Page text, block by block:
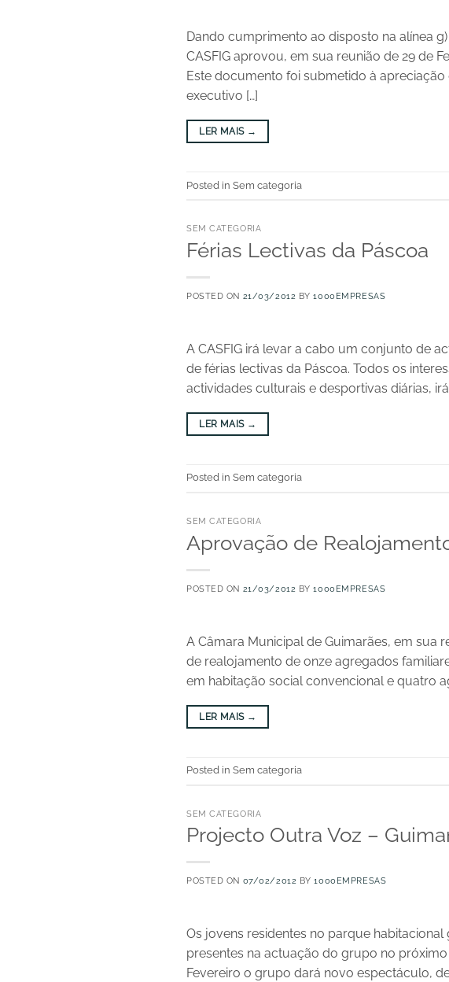
Dando cumprimento ao disposto na alínea
CASFIG aprovou, em sua reunião de 29 de
Este documento foi submetido à
executivo […]
LER MAIS →
Posted in Sem categoria
SEM CATEGORIA
Férias Lectivas da Páscoa
POSTED ON 21/03/2012 BY1000EMPRESAS
A CASFIG irá levar a cabo um conjunto de
de férias lectivas da Páscoa. Todos os
actividades culturais e desportivas diárias,
LER MAIS →
Posted in Sem categoria
SEM CATEGORIA
Aprovação de
POSTED ON 21/03/2012 BY1000EMPRESAS
A Câmara Municipal de Guimarães, em sua
de realojamento de onze agregados
em habitação social convencional e quatro
LER MAIS →
Posted in Sem categoria
SEM CATEGORIA
Projecto Outra Voz –
POSTED ON 07/02/2012 BY1000EMPRESAS
Os jovens residentes no parque
presentes na actuação do grupo no
Fevereiro o grupo dará novo espectáculo,